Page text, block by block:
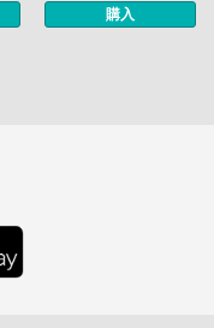
購入